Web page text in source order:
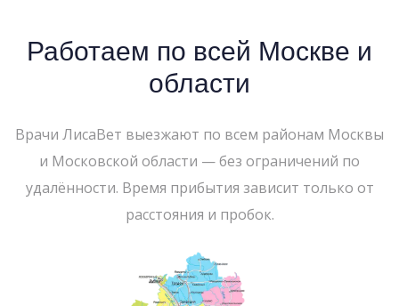
Работаем по всей Москве и
области
Врачи ЛисаВет выезжают по всем районам Москвы
и Московской области — без ограничений по
удалённости. Время прибытия зависит только от
расстояния и пробок.